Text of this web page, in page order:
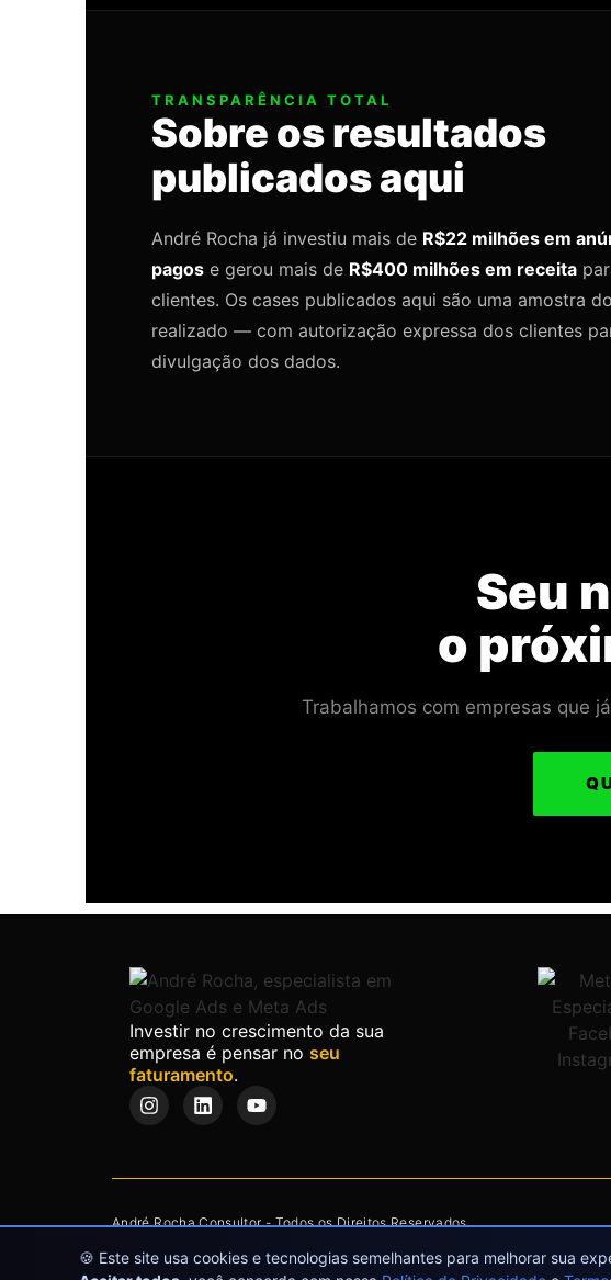
TRANSPARÊNCIA TOTAL
Sobre os resultados
publicados aqui
André Rocha já investiu mais de R$22 milhões em
pagos e gerou mais de R$400 milhões em receita
clientes. Os cases publicados aqui são uma amostra
realizado — com autorização expressa dos clientes
divulgação dos dados.
Seu
o
Trabalhamos com empresas que
Investir no crescimento da sua
empresa é pensar no seu
faturamento.
André Rocha Consultor - Todos os Direitos Reservados
🍪 Este site usa cookies e tecnologias semelhantes para melhorar sua